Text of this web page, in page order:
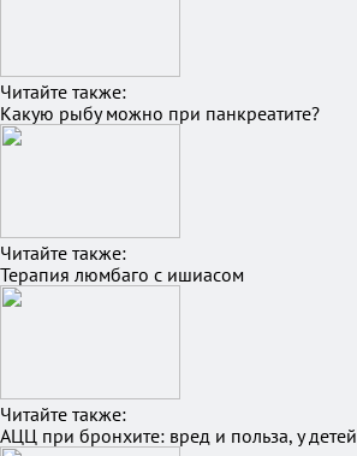
Читайте также:
Какую рыбу можно при панкреатите?
Читайте также:
Терапия люмбаго с ишиасом
Читайте также:
АЦЦ при бронхите: вред и польза, у детей